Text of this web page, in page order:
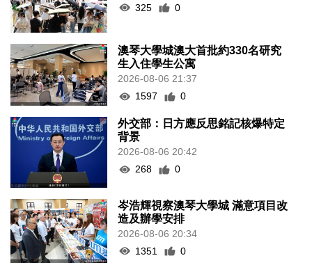
325
0
澳琴大學城澳大首批約330名研究
生入住學生公寓
2026-08-06 21:37
1597
0
外交部：日方應反思銘記核爆特定
背景
2026-08-06 20:42
268
0
岑浩輝視察澳琴大學城 滿意項目改
造及辦學安排
2026-08-06 20:34
1351
0